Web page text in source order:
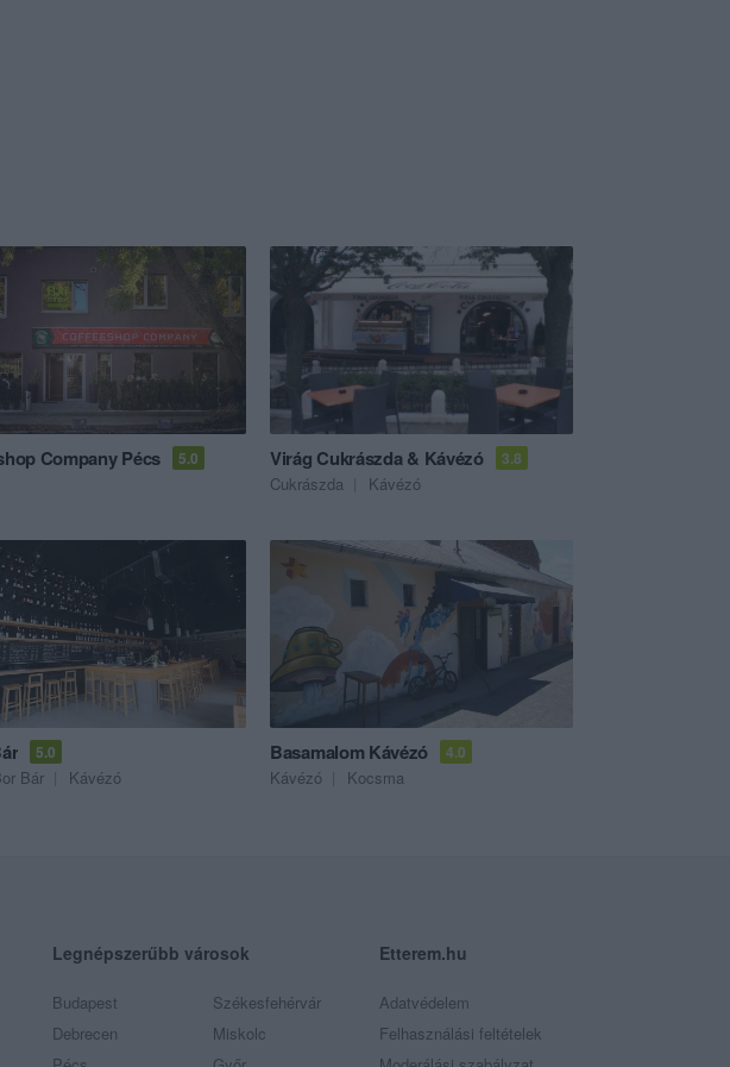
Company Pécs 5.0 Virág Cukrászda & Kávézó 3.8
Cukrászda Kávézó
5.0
Bár Kávézó
Basamalom Kávézó 4.0
Kávézó Kocsma
Legnépszerűbb városok
Budapest
Debrecen
Székesfehérvár
Miskolc
Etterem.hu
Adatvédelem
Felhasználási feltételek